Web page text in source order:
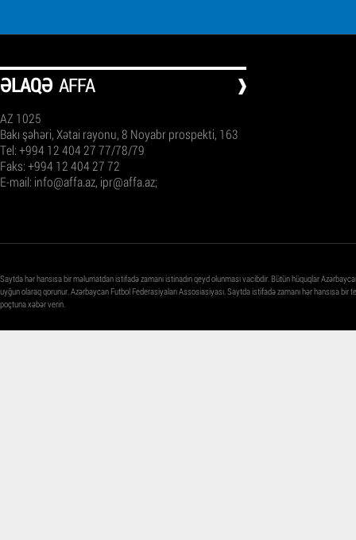
ƏLAQƏ AFFA
AZ 1025
Bakı şəhəri, Xətai rayonu, 8 Noyabr prospekti, 163
Tel: +994 12 404 27 77/78/79
Faks: +994 12 404 27 72
E-mail: info@affa.az, ipr@affa.az;
Saytda hər hansısa bir məlumatdan istifadə zamanı istinadın qeyd olunması vacibdir. Bütün hüquqlar
uyğun olaraq qorunur. Azərbaycan Futbol Federasiyaları Assosiasiyası. Saytda istifadə zamanı hər hansısa
poçtuna xəbər verin.